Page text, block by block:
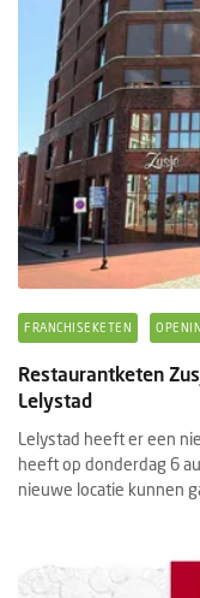
FRANCHISEKETEN
Restaurantketen
Lelystad
Lelystad heeft er een
heeft op donderdag 6
nieuwe locatie kunnen